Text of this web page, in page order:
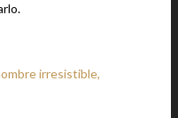
irresistible,